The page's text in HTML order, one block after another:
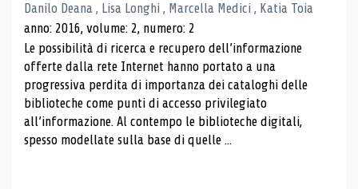
Danilo Deana , Lisa Longhi , Marcella Medici , Katia Toia
anno: 2016, volume: 2, numero: 2
Le possibilità di ricerca e recupero dell’informazione
offerte dalla rete Internet hanno portato a una
progressiva perdita di importanza dei cataloghi delle
biblioteche come punti di accesso privilegiato
all’informazione. Al contempo le biblioteche digitali,
spesso modellate sulla base di quelle ...